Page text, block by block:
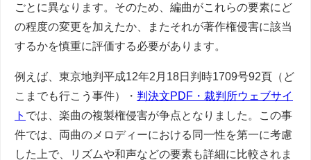
ごとに異なります。そのため、編曲がこれらの要素にど
の程度の変更を加えたか、またそれが著作権侵害に該当
するかを慎重に評価する必要があります。
例えば、東京地判平成12年2月18日判時1709号92頁（ど
こまでも行こう事件）・ 判決文PDF・裁判所ウェブサイ
ト では、楽曲の複製権侵害が争点となりました。この事
件では、両曲のメロディーにおける同一性を第一に考慮
した上で、リズムや和声などの要素も詳細に比較されま